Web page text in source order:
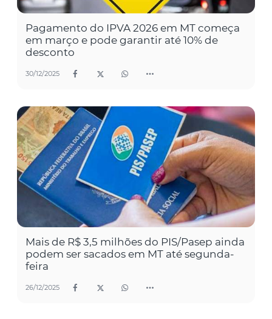
Pagamento do IPVA 2026 em MT começa
em março e pode garantir até 10% de
desconto
30/12/2025
Mais de R$ 3,5 milhões do PIS/Pasep ainda
podem ser sacados em MT até segunda-
feira
26/12/2025